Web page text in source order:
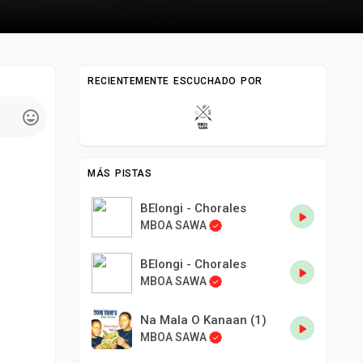
RECIENTEMENTE ESCUCHADO POR
MÁS PISTAS
BElongi - Chorales
MBOA SAWA
BElongi - Chorales
MBOA SAWA
Na Mala O Kanaan (1)
MBOA SAWA